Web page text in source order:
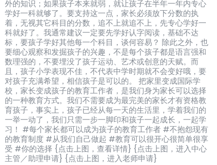
外的知识；如果孩子本来就弱，就让孩子在半年一年内专心
学好一科就够了。要支持这一点，家长必须放下分数的执
着，无视其它科目的分数，追不上就追不上，先专心学好一
科就好了。我通常建议一定要先学好认字阅读，基础不达
标，要孩子学好其他每一个科目，谈何容易？ 除此之外，也
要细心观察和发掘孩子的兴趣，不是每个孩子都是语言强和
数理强的，不要埋没了孩子运动、艺术或创意的天赋。而
且，孩子小学表现不佳，不代表中学时期就不会变好哦，要
对孩子充满希望，相信孩子是可以的。 把家里变成国际学
校，家长变成孩子的教育工作者，是我们身为家长可以选择
的一种教育方式。我们不需要成为最完美的家长才有资格教
育孩子，事实上，孩子已经从每一天的生活里，学着我们的
一举一动了，我们只需一步一脚印和孩子一起成长，一起学
习！ #每个家长都可以成为孩子的教育工作者 #不抱怨现有
的教育制度 #从我们自己做起 #教育可以很开心很简单很享
受 #你的选择 {点击上图，查看详情} {点击上图，进入中心
主管／助理申请} {点击上图，进入老师申请}